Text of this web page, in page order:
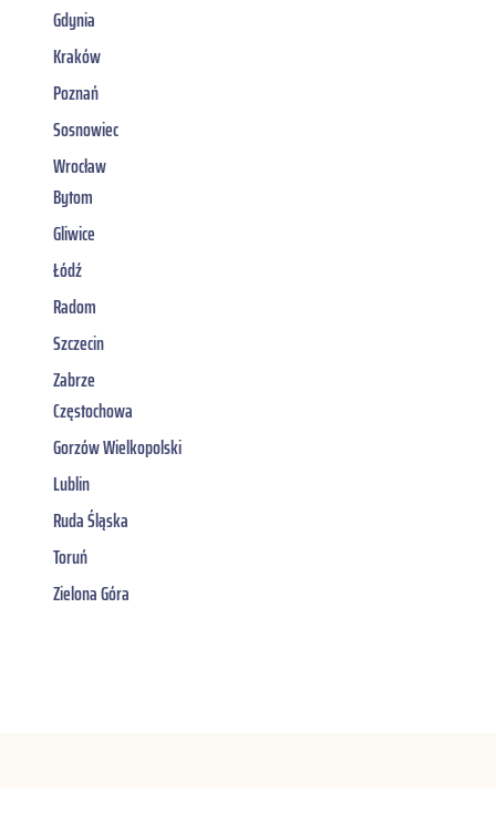
Gdynia
Kraków
Poznań
Sosnowiec
Wrocław
Bytom
Gliwice
Łódź
Radom
Szczecin
Zabrze
Częstochowa
Gorzów Wielkopolski
Lublin
Ruda Śląska
Toruń
Zielona Góra